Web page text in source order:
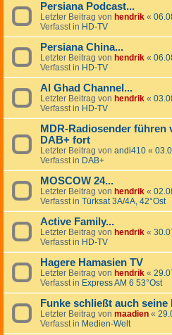
Persiana Podcast...
Letzter Beitrag von hendrik «
Verfasst in HD-TV
Persiana China...
Letzter Beitrag von hendrik «
Verfasst in HD-TV
Al Ghad Channel...
Letzter Beitrag von hendrik «
Verfasst in HD-TV
MDR-Radiosender
DAB+ fort
Letzter Beitrag von andi410 «
Verfasst in DAB+
MOSCOW 24...
Letzter Beitrag von hendrik «
Verfasst in Türksat 3A/4A, 42°Ost
Active Family...
Letzter Beitrag von hendrik «
Verfasst in HD-TV
Hagere Hamasien TV
Letzter Beitrag von hendrik «
Verfasst in Express AM 6 53°Ost
Funke schließt auch
Letzter Beitrag von maadien «
Verfasst in Medien-Welt